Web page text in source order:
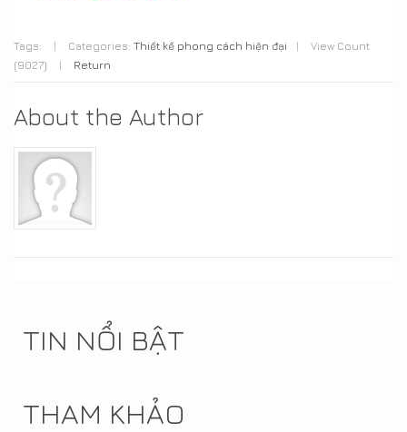
Tags: | Categories: Thiết kế phong cách hiện đại |
View Count
(9027)
| Return
About the Author
TIN NỔI BẬT
THAM KHẢO